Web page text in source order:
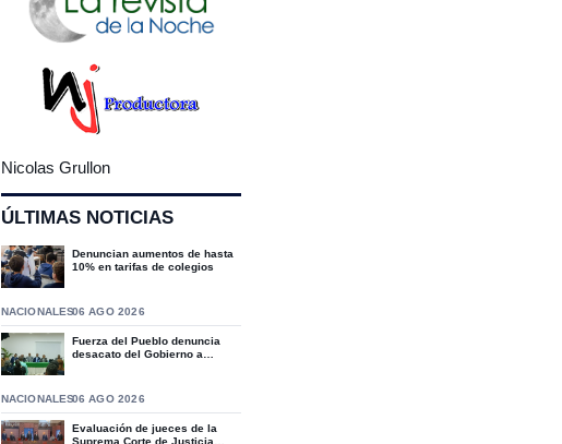
Nicolas Grullon
ÚLTIMAS NOTICIAS
Denuncian aumentos de hasta
10% en tarifas de colegios
NACIONALES06 AGO 2026
Fuerza del Pueblo denuncia
desacato del Gobierno a
NACIONALES06 AGO 2026
Evaluación de jueces de la
Suprema Corte de Justicia